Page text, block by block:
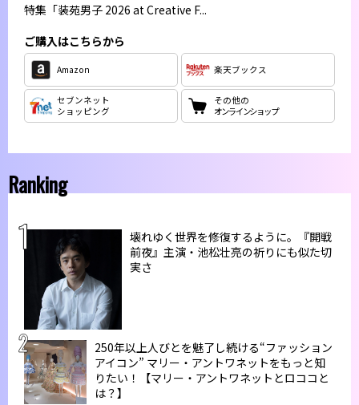
特集 「装苑男子 2026 at Creative F...
ご購入はこちらから
Amazon 楽天ブックス
セブンネット
ショッピング
その他の
オンラインショップ
Ranking
壊れゆく世界を修復するように。『開戦
前夜』主演・池松壮亮の祈りにも似た切
実さ
250年以上人びとを魅了し続ける“ファッション
アイコン” マリー・アントワネットをもっと知
りたい！【マリー・アントワネットとロココと
は？】